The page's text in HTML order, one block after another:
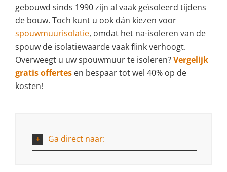
gebouwd sinds 1990 zijn al vaak geïsoleerd tijdens
de bouw. Toch kunt u ook dán kiezen voor
spouwmuurisolatie, omdat het na-isoleren van de
spouw de isolatiewaarde vaak flink verhoogt.
Overweegt u uw spouwmuur te isoleren?Vergelijk
gratis offertes en bespaar tot wel 40% op de
kosten!
Ga direct naar: